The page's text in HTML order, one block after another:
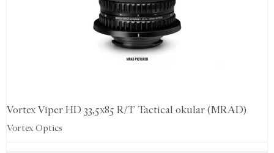
Vortex Viper HD 33,5x85 R/T Tactical okular (MRAD)
Vortex Optics